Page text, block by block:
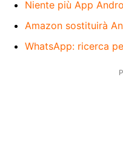
Niente più App
Amazon sostituirà
WhatsApp: ricerca